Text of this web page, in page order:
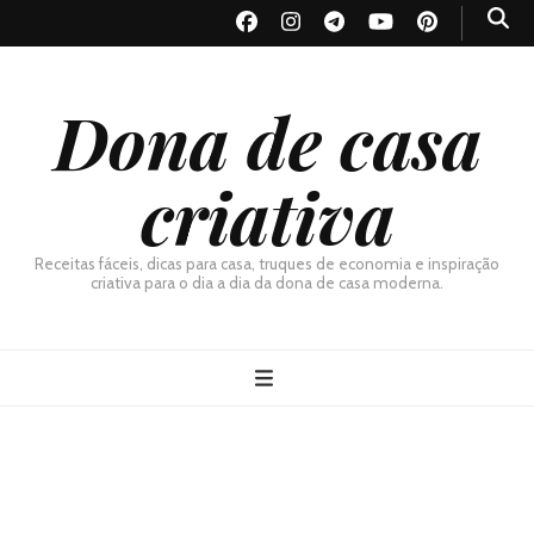
Dona de casa
criativa
Receitas fáceis, dicas para casa, truques de economia e inspiração
criativa para o dia a dia da dona de casa moderna.